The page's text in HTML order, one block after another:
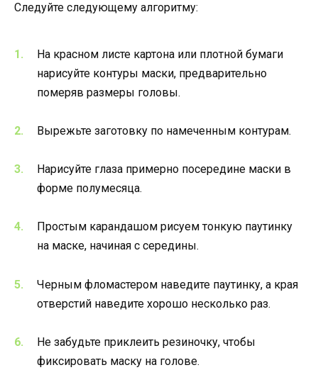
Следуйте следующему алгоритму:
На красном листе картона или плотной бумаги
нарисуйте контуры маски, предварительно
померяв размеры головы.
Вырежьте заготовку по намеченным контурам.
Нарисуйте глаза примерно посередине маски в
форме полумесяца.
Простым карандашом рисуем тонкую паутинку
на маске, начиная с середины.
Черным фломастером наведите паутинку, а края
отверстий наведите хорошо несколько раз.
Не забудьте приклеить резиночку, чтобы
фиксировать маску на голове.